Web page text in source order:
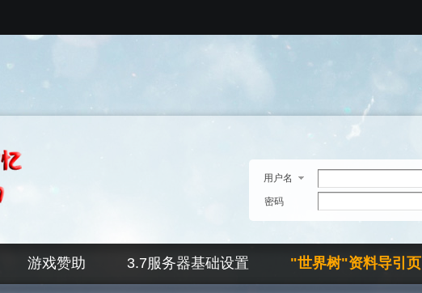
用户名
密码
游戏赞助 3.7服务器基础设置 "世界树"资料导引页